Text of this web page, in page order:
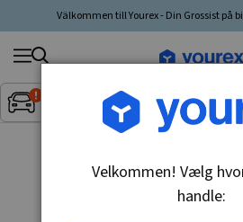
Välkommen till Yourex - Din Grossist på
Inget fordon valt▼
Søg
produkt,
producent,
Velkommen! Vælg
handle: